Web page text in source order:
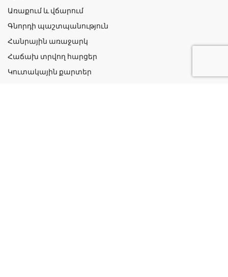
Առաքում և վճարում
Գնորդի պաշտպանություն
Հանրային առաջարկ
Հաճախ տրվող հարցեր
Կուտակային քարտեր